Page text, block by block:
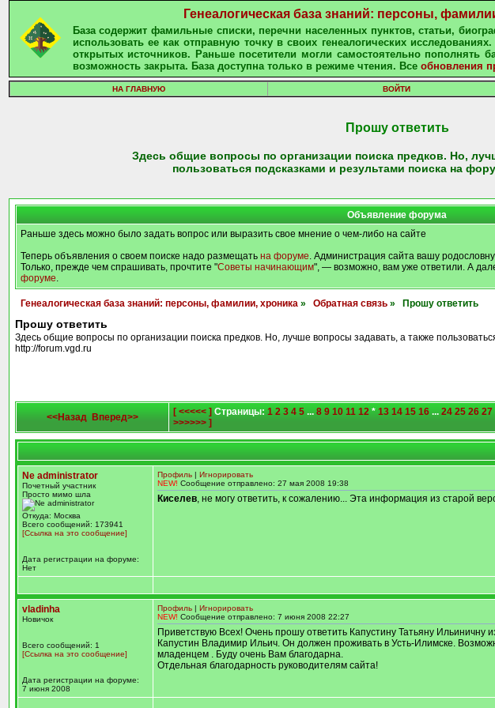
Генеалогическая база знаний: персоны,
База содержит фамильные списки, перечни населенных пунктов, статьи,
использовать ее как отправную точку в своих генеалогических
открытых источников. Раньше посетители могли самостоятельно пополнять
возможность закрыта. База доступна только в режиме чтения. Все обновления
НА ГЛАВНУЮ ВОЙТИ
Прошу ответить
Здесь общие вопросы по организации поиска предков. Но,
пользоваться подсказками и результами поиска на
Объявление форума
Раньше здесь можно было задать вопрос или выразить свое мнение о чем-либо на сайте
Теперь объявления о своем поиске надо размещать на форуме. Администрация сайта вашу
Только, прежде чем спрашивать, прочтите "Советы начинающим", — возможно, вам уже ответили. А
форуме.
Генеалогическая база знаний: персоны, фамилии, хроника» Обратная связь» Прошу ответить
Прошу ответить
Здесь общие вопросы по организации поиска предков. Но, лучше вопросы задавать, а также
http://forum.vgd.ru
<<Назад Вперед>> [ <<<<< ] Страницы: 1 2 3 4 5... 8 9 10 11 12* 13 14 15 16... 24 25 26 27
>>>>>> ]
Ne administrator
Почетный участник
Просто мимо шла
Откуда: Москва
Всего сообщений: 173941
[Ссылка на это сообщение]
Дата регистрации на форуме:
Нет
Профиль| Игнорировать
NEW! Сообщение отправлено: 27 мая 2008 19:38
Киселев, не могу ответить, к сожалению... Эта информация из старой
vladinha
Новичок
Всего сообщений: 1
[Ссылка на это сообщение]
Дата регистрации на форуме:
7 июня 2008
Профиль| Игнорировать
NEW! Сообщение отправлено: 7 июня 2008 22:27
Приветствую Всех! Очень прошу ответить Капустину Татьяну Ильиничну
Капустин Владимир Ильич. Он должен проживать в Усть-Илимске.
младенцем . Буду очень Вам благодарна.
Отдельная благодарность руководителям сайта!